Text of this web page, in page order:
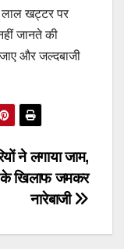
लाल खट्टर पर
जानते की
और जल्दबाजी
ने लगाया जाम,
के खिलाफ जमकर
नारेबाजी